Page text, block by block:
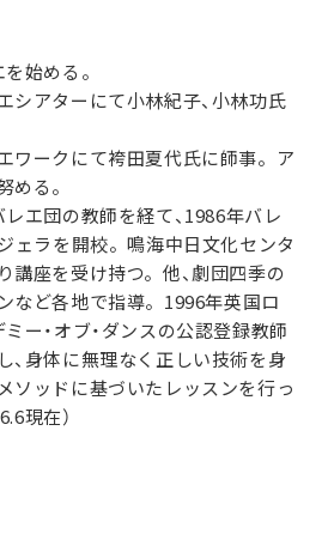
始める。
シアターにて小林紀子、小林功氏
ワークにて袴田夏代氏に師事。ア
める。
レエ団の教師を経て、1986年バレ
ジェラを開校。鳴海中日文化センタ
講座を受け持つ。他、劇団四季の
など各地で指導。1996年英国ロ
ミー・オブ・ダンスの公認登録教師
、身体に無理なく正しい技術を身
ソッドに基づいたレッスンを行っ
現在）